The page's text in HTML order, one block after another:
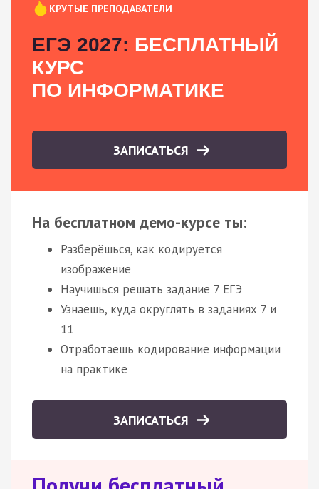
КРУТЫЕ ПРЕПОДАВАТЕЛИ
ЕГЭ 2027: БЕСПЛАТНЫЙ
КУРС
ПО ИНФОРМАТИКЕ
ЗАПИСАТЬСЯ
На бесплатном демо-курсе ты:
Разберёшься, как кодируется
изображение
Научишься решать задание 7 ЕГЭ
Узнаешь, куда округлять в заданиях 7 и
11
Отработаешь кодирование информации
на практике
ЗАПИСАТЬСЯ